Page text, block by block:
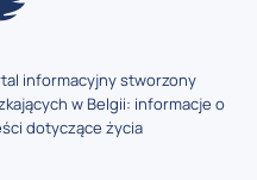
informacyjny stworzony
w Belgii: informacje o
dotyczące życia